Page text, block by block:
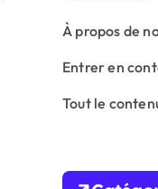
À propos de
Entrer en
Tout le